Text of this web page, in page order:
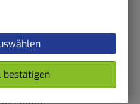
bestätigen